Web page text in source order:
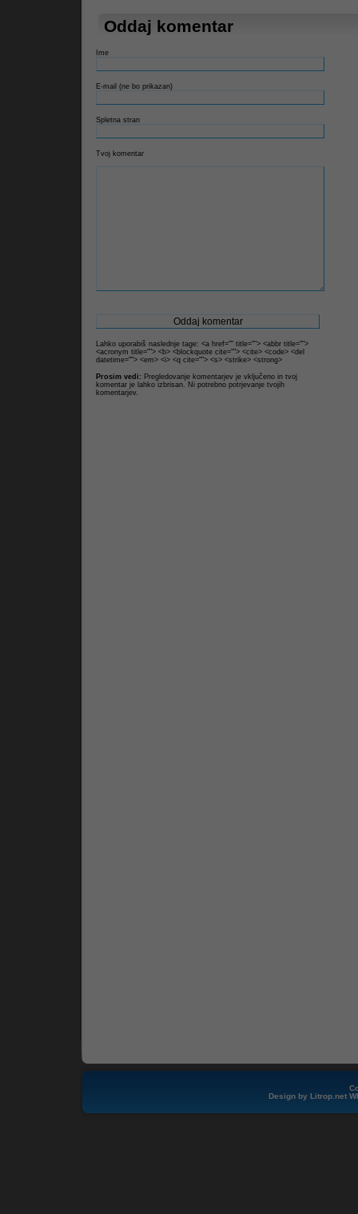
Oddaj komentar
Ime
E-mail (ne bo prikazan)
Spletna stran
Tvoj komentar
Lahko uporabiš naslednje tage: <a href="" title=""> <abbr title="">
<acronym title=""> <b> <blockquote cite=""> <cite> <code> <del
datetime=""> <em> <i> <q cite=""> <s> <strike> <strong>
Prosim vedi: Pregledovanje komentarjev je vključeno in tvoj
komentar je lahko izbrisan. Ni potrebno potrjevanje tvojih
komentarjev.
Design by Litrop.net